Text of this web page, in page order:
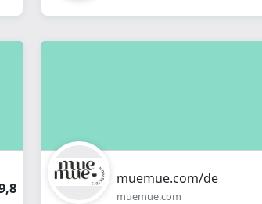
muemue.com/de
muemue.com